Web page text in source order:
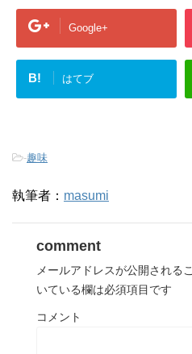
Google+
B! はてブ
-趣味
執筆者： masumi
comment
メールアドレスが公開される
いている欄は必須項目です
コメント